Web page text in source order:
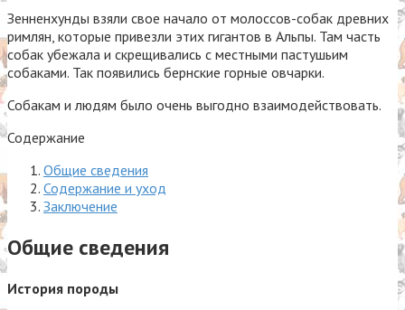
Зенненхунды взяли свое начало от молоссов-собак древних
римлян, которые привезли этих гигантов в Альпы. Там часть
собак убежала и скрещивались с местными пастушьим
собаками. Так появились бернские горные овчарки.
Собакам и людям было очень выгодно взаимодействовать.
Содержание
Общие сведения
Содержание и уход
Заключение
Общие сведения
История породы